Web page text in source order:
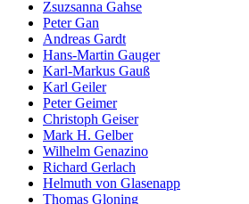
Zsuzsanna Gahse
Peter Gan
Andreas Gardt
Hans-Martin Gauger
Karl-Markus Gauß
Karl Geiler
Peter Geimer
Christoph Geiser
Mark H. Gelber
Wilhelm Genazino
Richard Gerlach
Helmuth von Glasenapp
Thomas Gloning